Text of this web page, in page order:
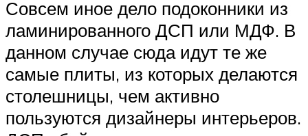
Совсем иное дело подоконники из
ламинированного ДСП или МДФ. В
данном случае сюда идут те же
самые плиты, из которых делаются
столешницы, чем активно
пользуются дизайнеры интерьеров.